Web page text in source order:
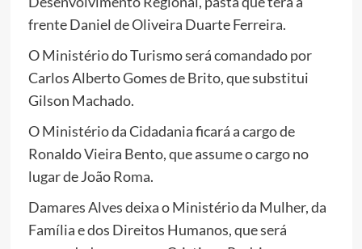
frente Daniel de Oliveira Duarte Ferreira.
O Ministério do Turismo será comandado por
Carlos Alberto Gomes de Brito, que substitui
Gilson Machado.
O Ministério da Cidadania ficará a cargo de
Ronaldo Vieira Bento, que assume o cargo no
lugar de João Roma.
Damares Alves deixa o Ministério da Mulher, da
Família e dos Direitos Humanos, que será